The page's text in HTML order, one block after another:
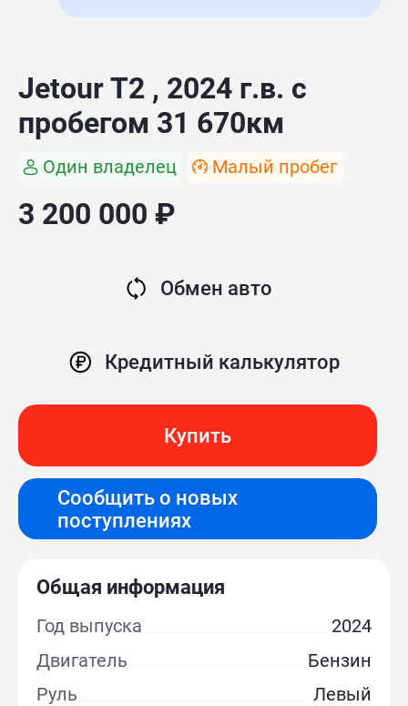
Jetour T2 , 2024 г.в. с
пробегом 31 670км
Один владелец Малый пробег
3 200 000 ₽
Обмен авто
Кредитный калькулятор
Купить
Сообщить о новых
поступлениях
Общая информация
Год выпуска
2024
Двигатель
Бензин
Руль
Левый